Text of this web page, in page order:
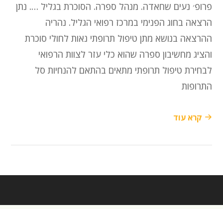
פרופ׳ נעים שחאדה. מנהל ספרה. הסוכרת בגליל …. נתן
הרצאה בחוג הפנימי במרכז רפואי הגליל. נהריה
ההרצאה בנושא מתן טיפול תרופתי נאות לחולי סוכרת
והציג מחשיבון ספרה שהוא כלי עזר לצוות הרפואי
לבחירת טיפול תרופתי מתאים בהתאם להנחיות סל
התרופות
קרא עוד